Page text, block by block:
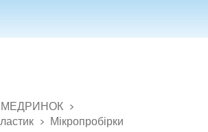
МЕДРИНОК
Мікропробірки